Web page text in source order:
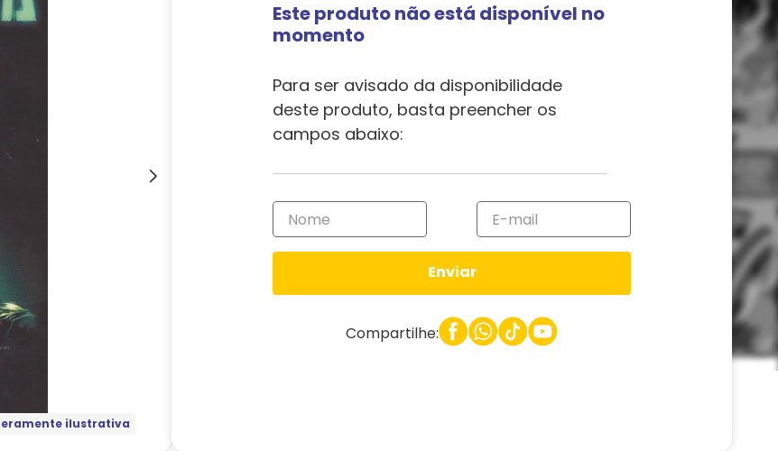
ilustrativa
Este produto não está disponível no
momento
Para ser avisado da disponibilidade
deste produto, basta preencher os
campos abaixo:
Enviar
Compartilhe: